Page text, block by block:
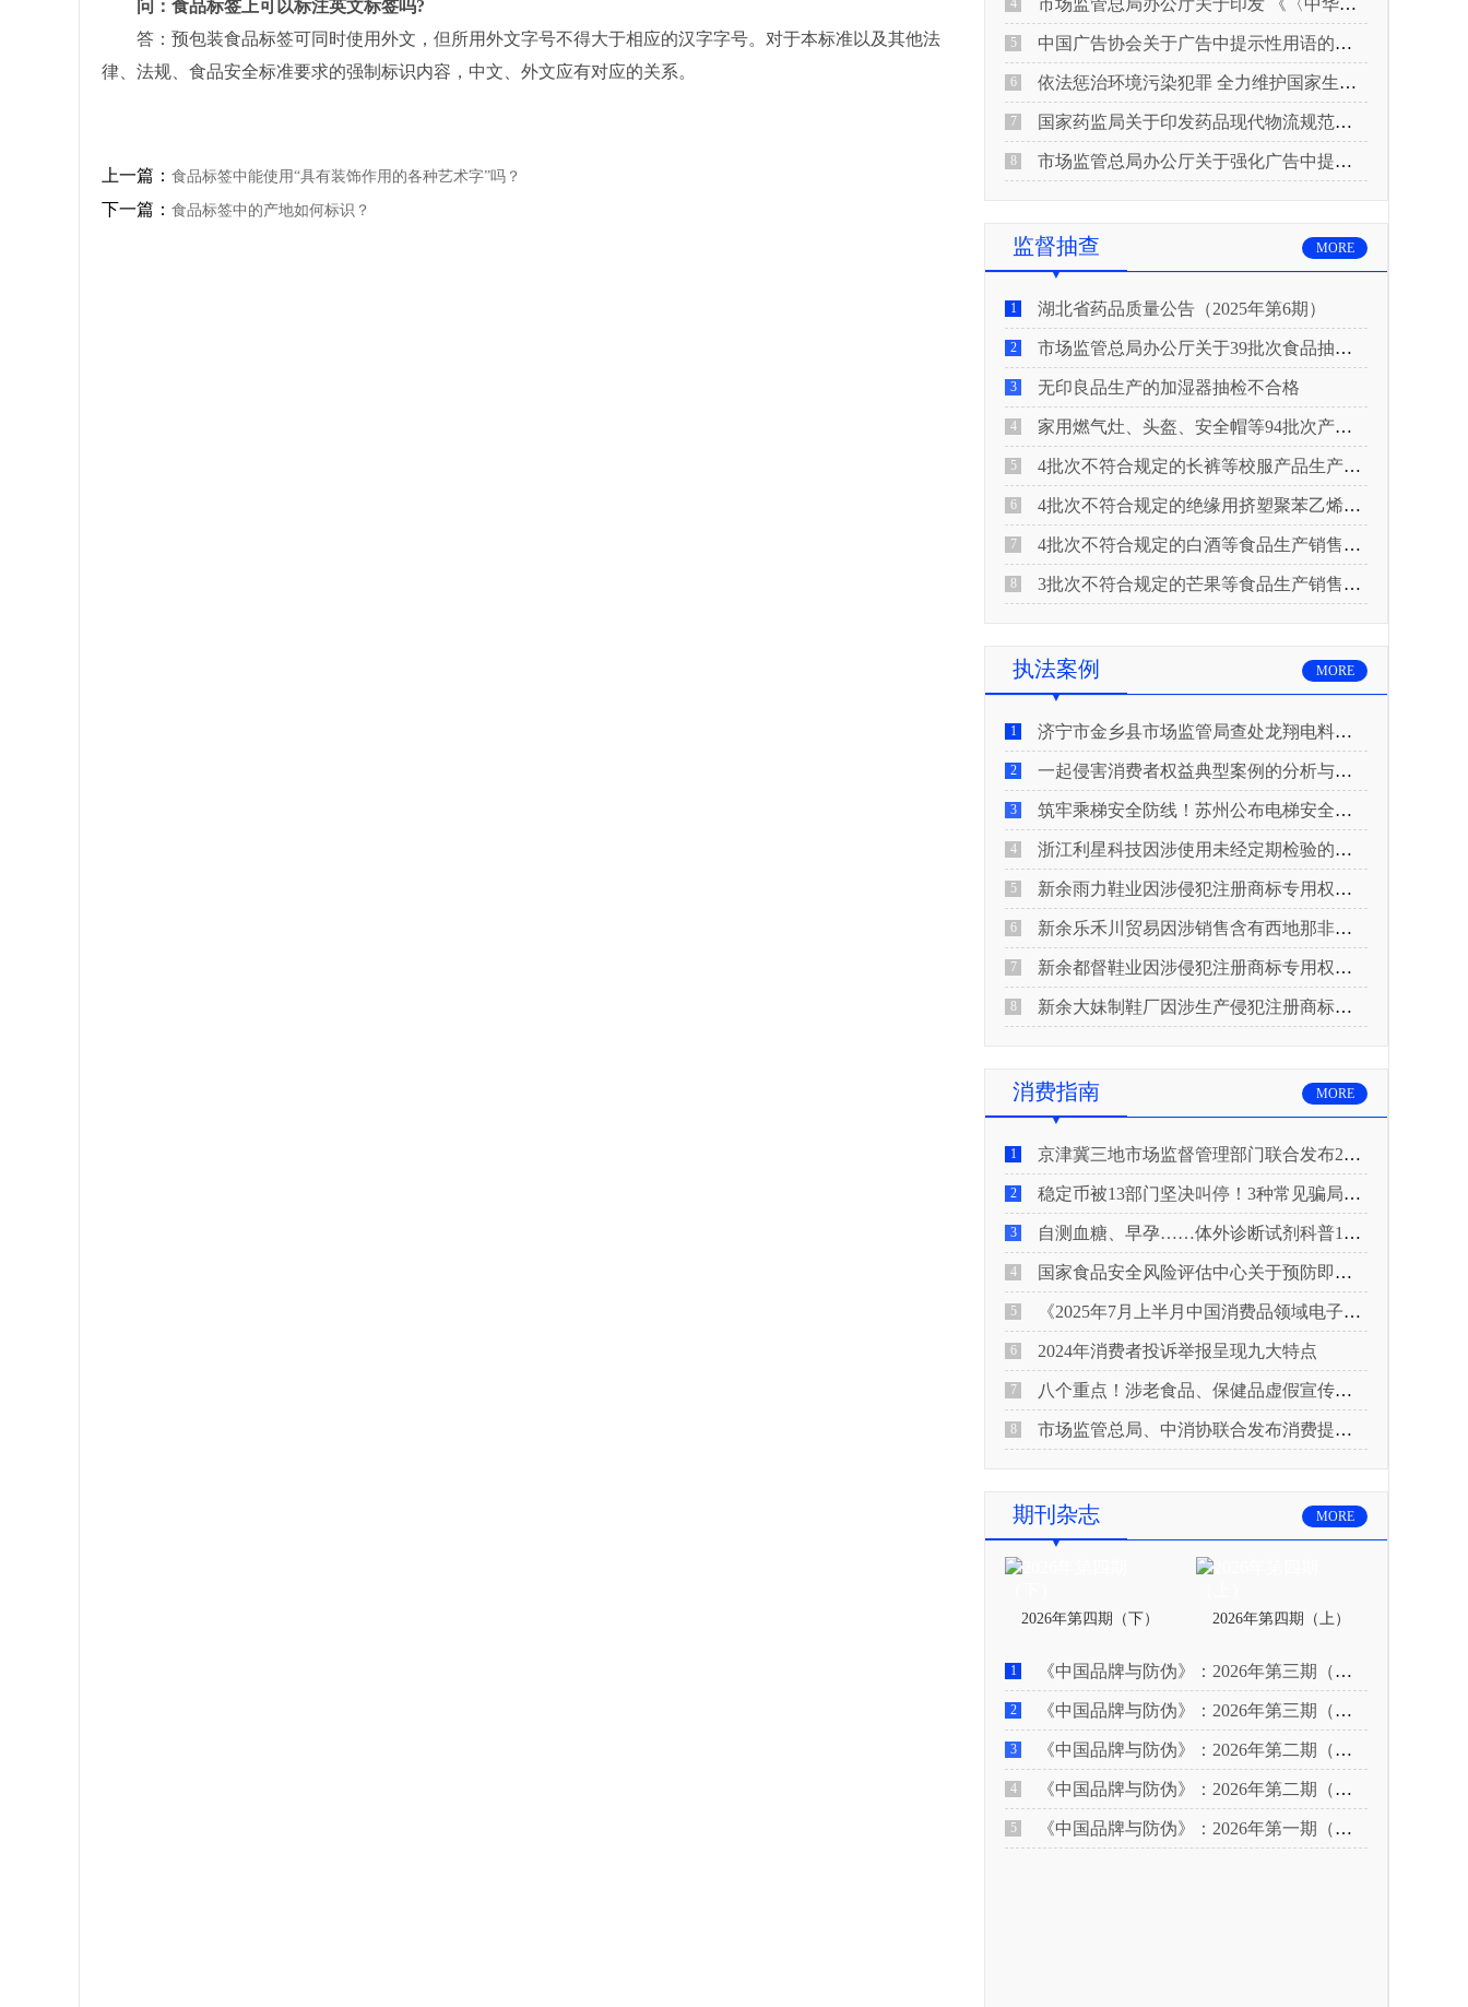
问：食品标签上可以标注英文标签吗?
答：预包装食品标签可同时使用外文，但所用外文字号不得大于相应的汉字字号。对于本标准以及其他法
律、法规、食品安全标准要求的强制标识内容，中文、外文应有对应的关系。
上一篇： 食品标签中能使用“具有装饰作用的各种艺术字”吗？
下一篇： 食品标签中的产地如何标识？
4 市场监管总局办公厅关于印发 《〈中华人民共和国广告法〉适用问题 执法指南（一）》的通知
5 中国广告协会关于广告中提示性用语的合规风险提示
6 依法惩治环境污染犯罪 全力维护国家生态安全 “两高”公布《关于修改〈最高人民法院、最高人民检察院关于办理环境污染刑事案件适用法律若干问题的解释〉的决定》
7 国家药监局关于印发药品现代物流规范化建设指导意见的通知
8 市场监管总局办公厅关于强化广告中提示性用语监管工作的通知
监督抽查 MORE
1 湖北省药品质量公告（2025年第6期）
2 市场监管总局办公厅关于39批次食品抽检不合格情况的通报
3 无印良品生产的加湿器抽检不合格
4 家用燃气灶、头盔、安全帽等94批次产品抽查不合格！
5 4批次不符合规定的长裤等校服产品生产销售企业被济南市市场监管局通报！
6 4批次不符合规定的绝缘用挤塑聚苯乙烯泡沫板（XPS）等产品生产销售企业被广元市市场监督管理局通报！
7 4批次不符合规定的白酒等食品生产销售企业被重庆市市场监督管理局通告！
8 3批次不符合规定的芒果等食品生产销售企业被长治市屯留区市场监督管理局公告！
执法案例 MORE
1 济宁市金乡县市场监管局查处龙翔电料批发部非法销售电线电缆案
2 一起侵害消费者权益典型案例的分析与启示
3 筑牢乘梯安全防线！苏州公布电梯安全领域典型案例
4 浙江利星科技因涉使用未经定期检验的压力管道被查
5 新余雨力鞋业因涉侵犯注册商标专用权被查
6 新余乐禾川贸易因涉销售含有西地那非的保健食品被查
7 新余都督鞋业因涉侵犯注册商标专用权被查
8 新余大妹制鞋厂因涉生产侵犯注册商标专用权的产品被查
消费指南 MORE
1 京津冀三地市场监督管理部门联合发布2026年春节期间消费提示
2 稳定币被13部门坚决叫停！3种常见骗局“套路”曝光
3 自测血糖、早孕……体外诊断试剂科普10问来了！建议收藏
4 国家食品安全风险评估中心关于预防即食真空包装肉制品肉毒中毒的风险提示
5 《2025年7月上半月中国消费品领域电子电器行业产品质量投诉分析报告》
6 2024年消费者投诉举报呈现九大特点
7 八个重点！涉老食品、保健品虚假宣传识别技巧
8 市场监管总局、中消协联合发布消费提示：关注检测报告：果蔬安全的“通行证”
期刊杂志 MORE
2026年第四期（下） 2026年第四期（上）
1 《中国品牌与防伪》：2026年第三期（下）
2 《中国品牌与防伪》：2026年第三期（上）
3 《中国品牌与防伪》：2026年第二期（下）
4 《中国品牌与防伪》：2026年第二期（上）
5 《中国品牌与防伪》：2026年第一期（下）